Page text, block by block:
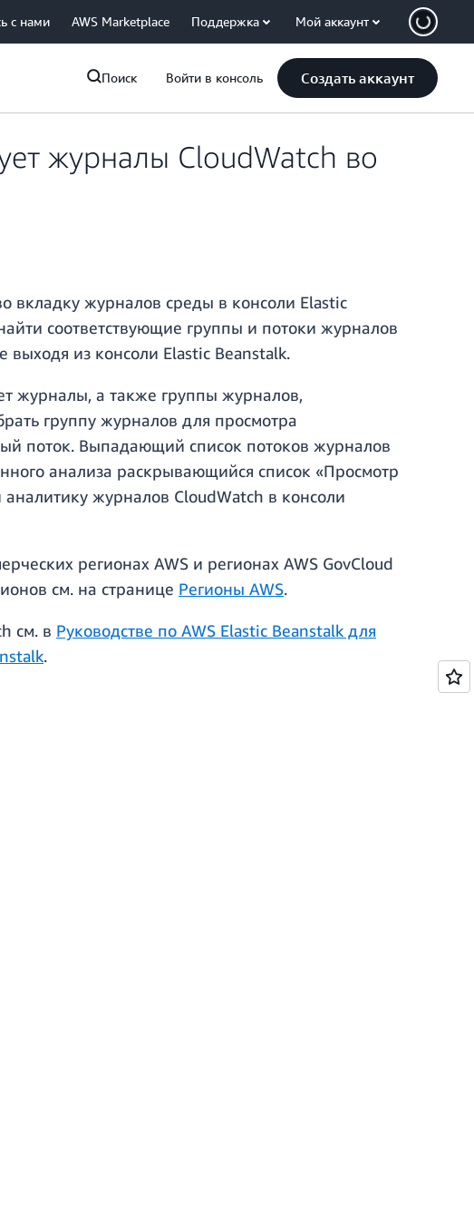
с нами AWS Marketplace Поддержка Мой аккаунт
Поиск Войти в консоль Создать аккаунт
журналы CloudWatch во
вкладку журналов среды в консоли Elastic
соответствующие группы и потоки журналов
выходя из консоли Elastic Beanstalk.
журналы, а также группы журналов,
группу журналов для просмотра
поток. Выпадающий список потоков журналов
анализа раскрывающийся список «Просмотр
журналов CloudWatch в консоли
регионах AWS и регионах AWS GovCloud
см. на странице Регионы AWS.
см. в Руководстве по AWS Elastic Beanstalk для
.